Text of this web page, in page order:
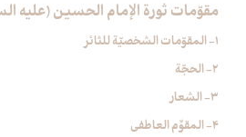
مقوّمات ثورة الإمام الحسين (عليه
1- المقوّمات الشخصيّة للثائر
2- الحجّة
3- الشعار
4- المقوِّم العاطفي